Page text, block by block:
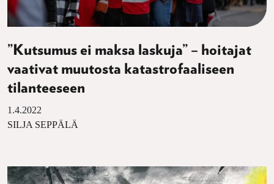
”Kutsumus ei maksa laskuja” – hoitajat
vaativat muutosta katastrofaaliseen
tilanteeseen
1.4.2022
SILJA SEPPÄLÄ